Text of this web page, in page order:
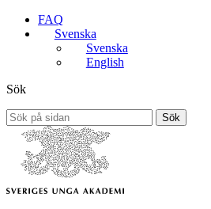
FAQ
Svenska
Svenska
English
Sök
Sök